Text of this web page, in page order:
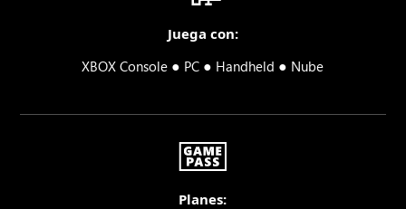
Juega con:
XBOX Console ● PC ● Handheld ● Nube
Planes: